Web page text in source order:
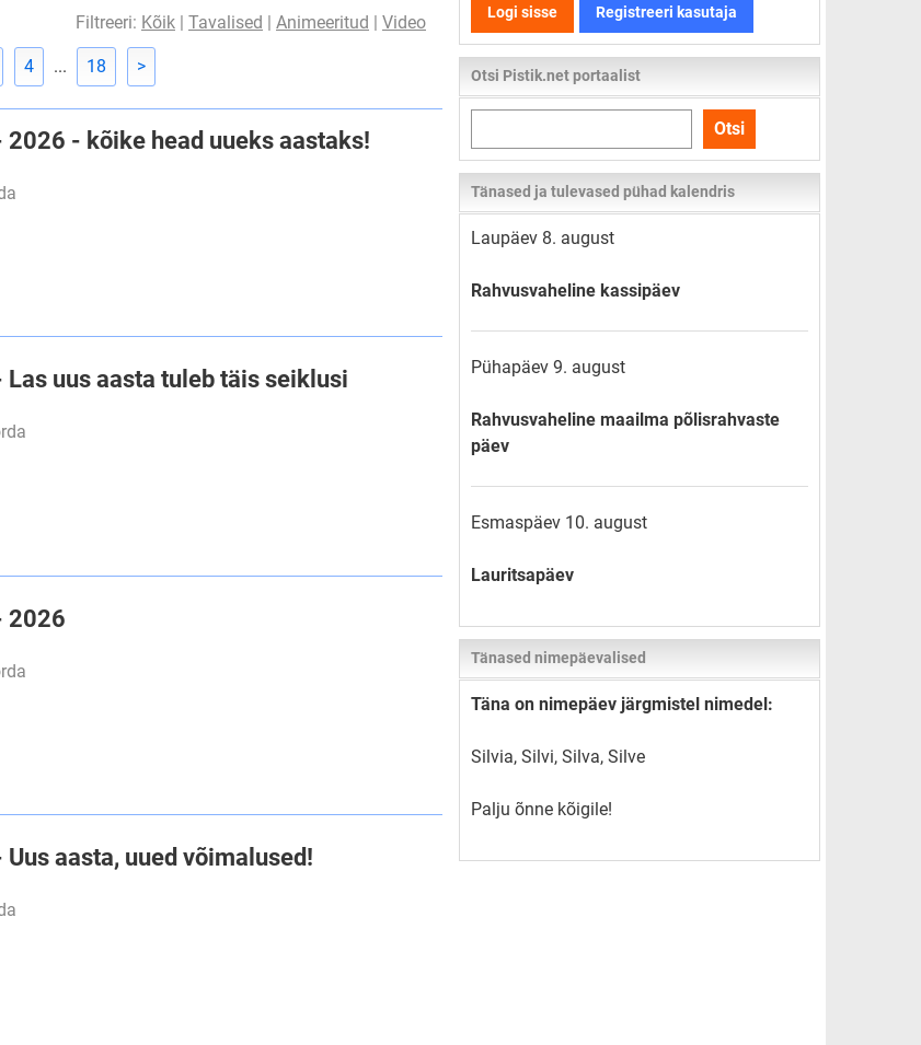
Filtreeri: Kõik | Tavalised | Animeeritud | Video
4 ... 18 >
- kõike head uueks aastaks!
uus aasta tuleb täis seiklusi
2026
aasta, uued võimalused!
Logi sisse Registreeri kasutaja
Otsi Pistik.net portaalist
kogu
lehelt
Otsi
Tänased ja tulevased pühad kalendris
Laupäev 8. august
Rahvusvaheline kassipäev
Pühapäev 9. august
Rahvusvaheline maailma põlisrahvaste
päev
Esmaspäev 10. august
Lauritsapäev
Tänased nimepäevalised
Täna on nimepäev järgmistel nimedel:
Silvia, Silvi, Silva, Silve
Palju õnne kõigile!